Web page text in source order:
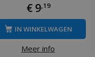
€ 9,19
Meer info
IN WINKELWAGEN